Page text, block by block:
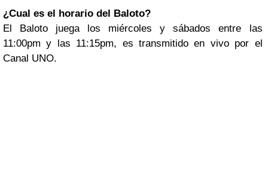
¿Cual es el horario del Baloto?
El Baloto juega los miércoles y sábados entre las
11:00pm y las 11:15pm, es transmitido en vivo por el
Canal UNO.